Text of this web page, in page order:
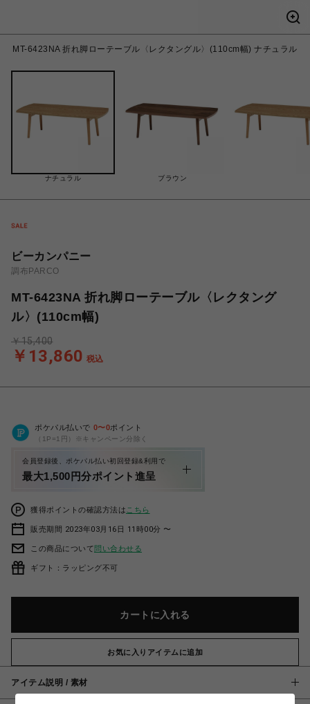
MT-6423NA 折れ脚ローテーブル〈レクタングル〉(110cm幅) ナチュラル
ナチュラル ブラウン
ビーカンパニー
調布PARCO
MT-6423NA 折れ脚ローテーブル〈レクタング
ル〉(110cm幅)
￥13,860 税込
￥15,400
ポケパル払いで 0〜0ポイント
（1P=1円）※キャンペーン分除く
会員登録後、ポケパル払い初回登録&利用で
最大1,500円分ポイント進呈
獲得ポイントの確認方法は こちら
販売期間 2023年03月16日 11時00分 〜
この商品について問い合わせる
ギフト：ラッピング不可
カートに入れる
お気に入りアイテムに追加
アイテム説明 / 素材